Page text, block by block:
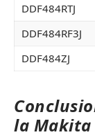
DDF484RTJ
DDF484RF3J
DDF484ZJ
la Makita